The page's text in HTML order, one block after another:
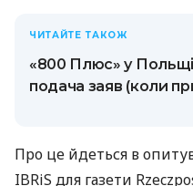
ЧИТАЙТЕ ТАКОЖ
«800 Плюс» у
подача заяв (коли
Про це йдеться в
IBRiS для газети